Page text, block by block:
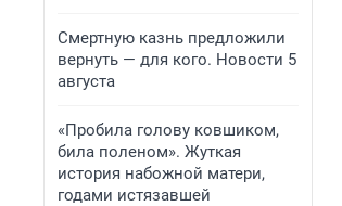
Смертную казнь предложили
вернуть — для кого. Новости 5
августа
«Пробила голову ковшиком,
била поленом». Жуткая
история набожной матери,
годами истязавшей